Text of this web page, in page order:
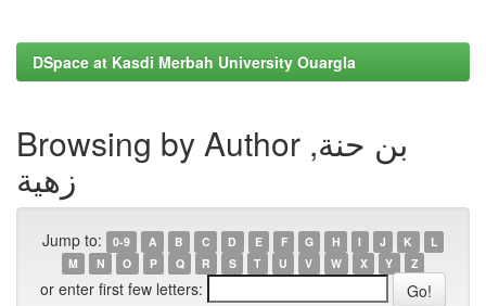
DSpace at Kasdi Merbah University Ouargla
Browsing by Author بن حنة,
زهية
Jump to: 0-9 A B C D E F G H I J K
L
M
N O P Q R S T U V W X Y Z
or enter first few letters: